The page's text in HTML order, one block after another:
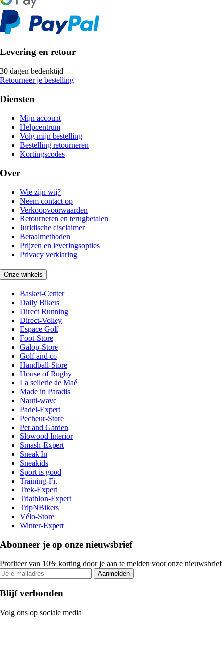
Levering en retour
30 dagen bedenktijd
Retourneer je bestelling
Diensten
Mijn account
Helpcentrum
Volg mijn bestelling
Bestelling retourneren
Kortingscodes
Over
Wie zijn wij?
Neem contact op
Verkoopvoorwaarden
Retourneren en terugbetalen
Juridische disclaimer
Betaalmethoden
Prijzen en leveringsopties
Privacy verklaring
Onze winkels
Basket-Center
Daily Bikers
Direct Running
Direct-Volley
Espace Golf
Foot-Store
Galop-Store
Golf and co
Handball-Store
House of Rugby
La sellerie de Maé
Made in Paradis
Nauti-wave
Padel-Expert
Pecheur-Store
Pet and Garden
Slowood Interior
Smash-Expert
Sneak'In
Sneakids
Sport is good
Training-Fit
Trek-Expert
Triathlon-Expert
TripNBikers
Vélo-Store
Winter-Expert
Abonneer je op onze nieuwsbrief
Profiteer van 10% korting door je aan te melden voor onze nieuwsbrief
Aanmelden
Blijf verbonden
Volg ons op sociale media